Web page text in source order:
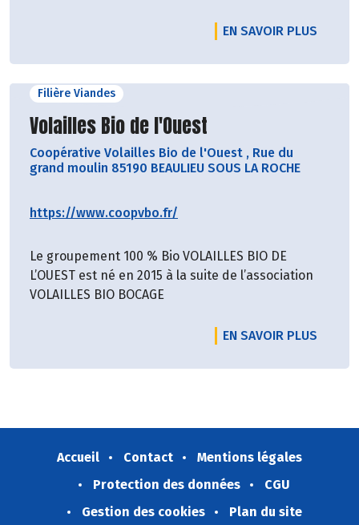
EN SAVOIR PLUS
Filière Viandes
Découvrir le producteur
Volailles Bio de l'Ouest
Coopérative Volailles Bio de l'Ouest , Rue du
grand moulin 85190 BEAULIEU SOUS LA ROCHE
https://www.coopvbo.fr/
Le groupement 100 % Bio VOLAILLES BIO DE
L’OUEST est né en 2015 à la suite de l’association
VOLAILLES BIO BOCAGE
EN SAVOIR PLUS
Accueil Contact
Mentions légales
Protection des données
CGU
Gestion des cookies
Plan du site